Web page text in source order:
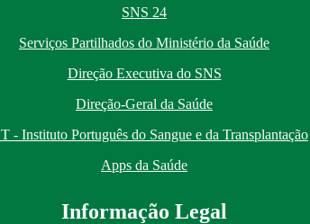
SNS 24
Serviços Partilhados do Ministério da Saúde
Direção Executiva do SNS
Direção-Geral da Saúde
- Instituto Português do Sangue e da Transplantação
Apps da Saúde
Informação Legal